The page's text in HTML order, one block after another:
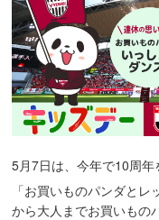
5月7日は、今年で10周年
「お買いものパンダと
から大人までお買いもの